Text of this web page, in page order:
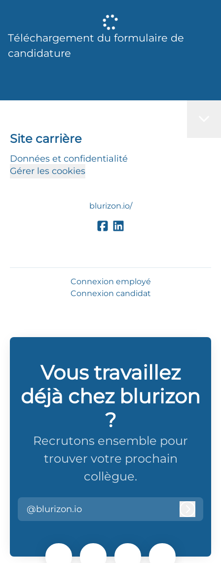
Téléchargement du formulaire de
candidature
Site carrière
Données et confidentialité
Gérer les cookies
blurizon.io/
Connexion employé
Connexion candidat
Vous travaillez
déjà chez blurizon
?
Recrutons ensemble pour
trouver votre prochain
collègue.
@blurizon.io